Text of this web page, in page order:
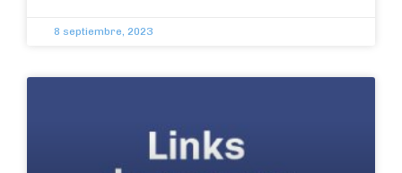
8 septiembre, 2023